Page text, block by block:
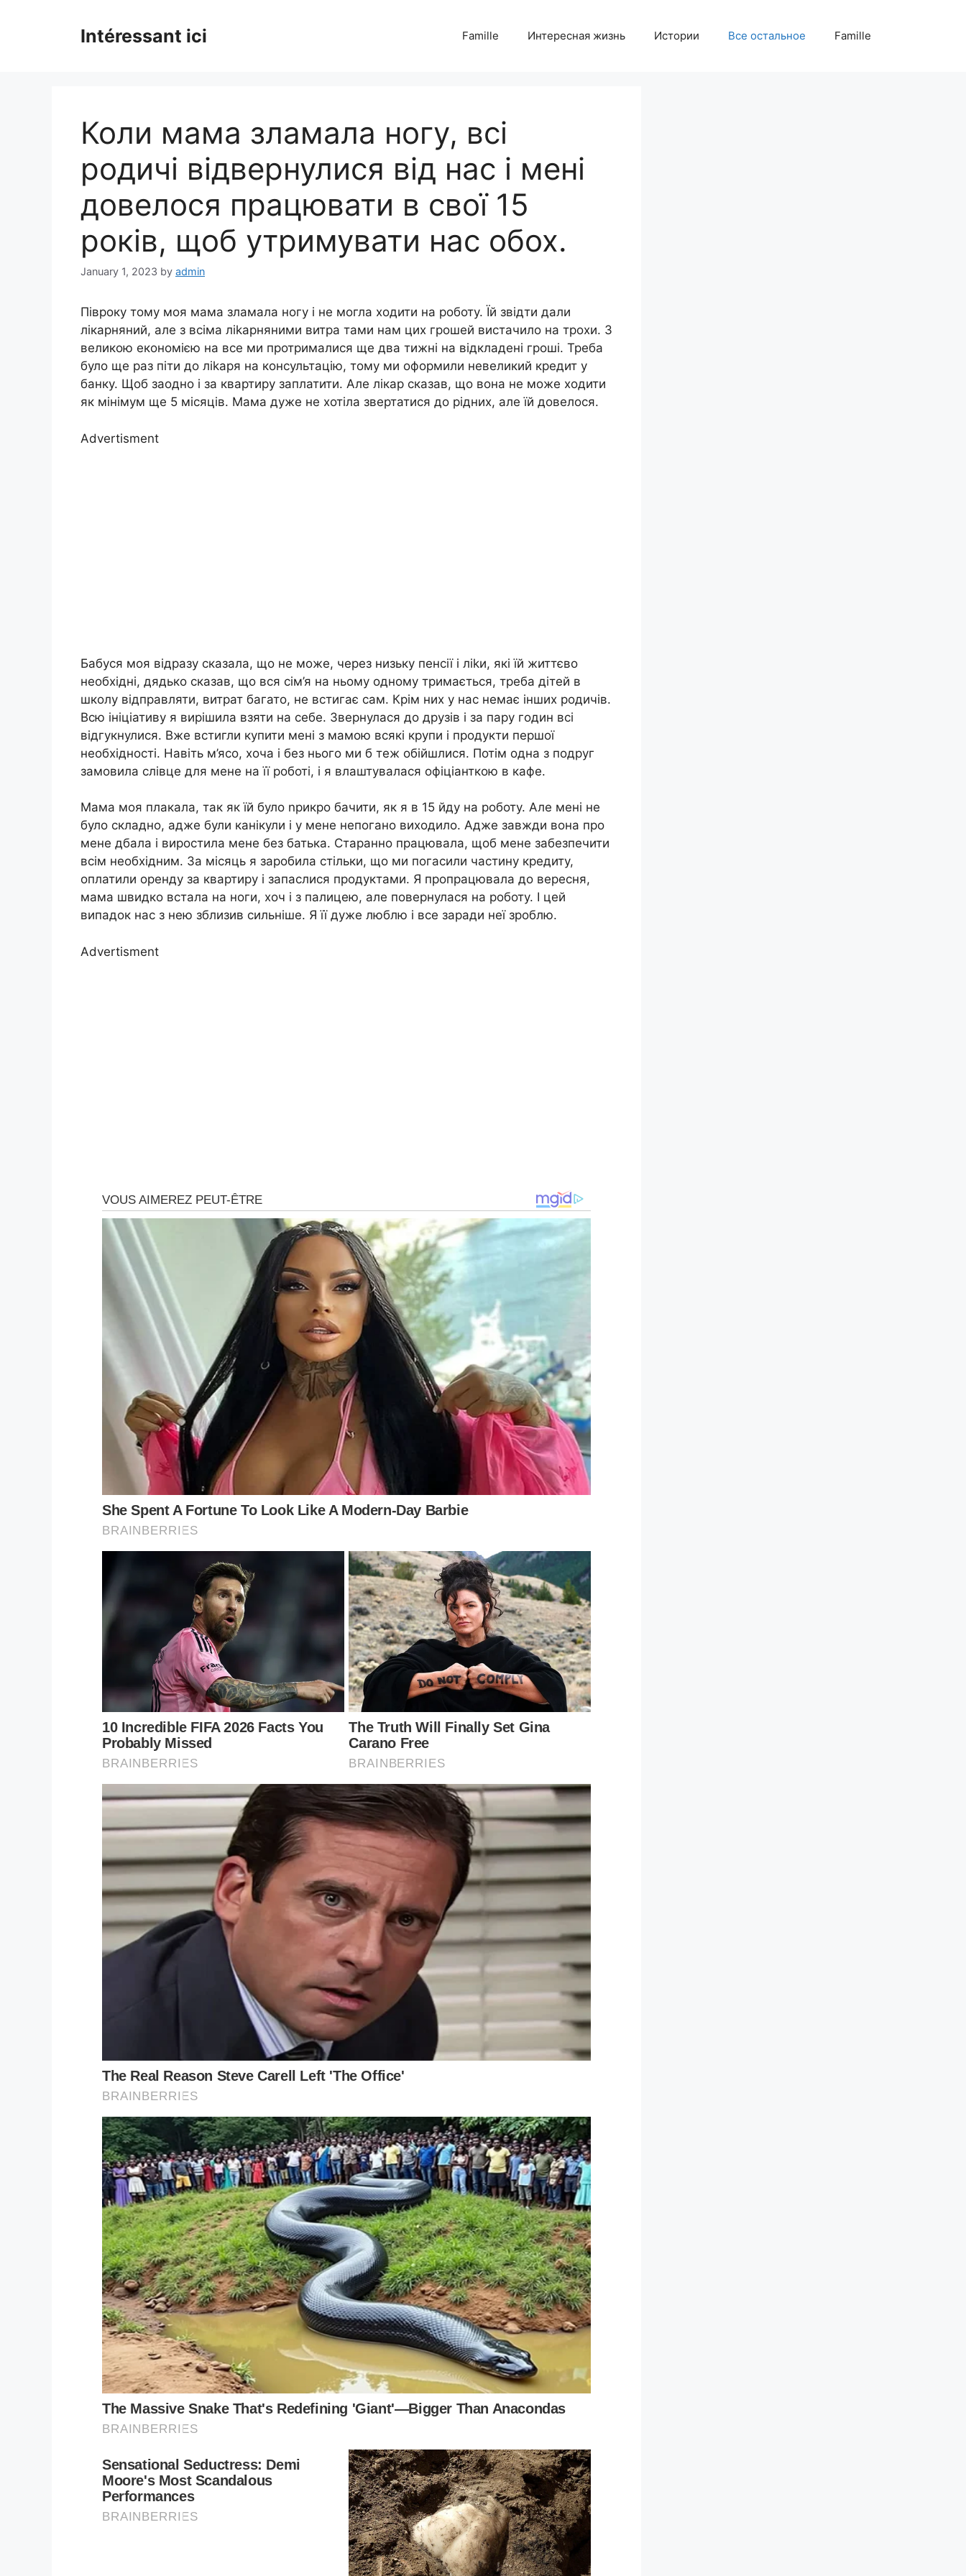
Intéressant ici Famille Интересная жизнь Истории Все остальное Famille
Коли мама зламала ногу, всі
родичі відвернулися від нас і мені
довелося працювати в свої 15
років, щоб утримувати нас обох.
January 1, 2023 by admin
Півроку тому моя мама зламала ногу і не могла ходити на роботу. Їй звідти дали
лікарняний, але з всіма ліkарняними витра тами нам цих грошей вистачило на трохи. З
великою економією на все ми протрималися ще два тижні на відкладені гроші. Треба
було ще раз піти до ліkаря на консультацію, тому ми оформили невеликий кредит у
банку. Щоб заодно і за квартиру заплатити. Але лікар сказав, що вона не може ходити
як мінімум ще 5 місяців. Мама дуже не хотіла звертатися до рідних, але їй довелося.
Advertisment
Бабуся моя відразу сказала, що не може, через низьку пенсії і ліkи, які їй життєво
необхідні, дядько сказав, що вся сім’я на ньому одному тримається, треба дітей в
школу відправляти, витрат багато, не встигає сам. Крім них у нас немає інших родичів.
Всю ініціативу я вирішила взяти на себе. Звернулася до друзів і за пару годин всі
відгукнулися. Вже встигли купити мені з мамою всякі крупи і продукти першої
необхідності. Навіть м’ясо, хоча і без нього ми б теж обійшлися. Потім одна з подруг
замовила слівце для мене на її роботі, і я влаштувалася офіціанткою в кафе.
Мама моя плакала, так як їй було nрикро бачити, як я в 15 йду на роботу. Але мені не
було складно, адже були канікули і у мене непогано виходило. Адже завжди вона про
мене дбала і виростила мене без батька. Старанно працювала, щоб мене забезпечити
всім необхідним. За місяць я заробила стільки, що ми погасили частину кредиту,
оплатили оренду за квартиру і запаслися продуктами. Я пропрацювала до вересня,
мама швидко встала на ноги, хоч і з палицею, але повернулася на роботу. І цей
випадок нас з нею зблизив сильніше. Я її дуже люблю і все заради неї зроблю.
Advertisment